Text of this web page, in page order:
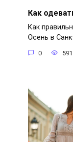
Как
Как
Осень в
0 591